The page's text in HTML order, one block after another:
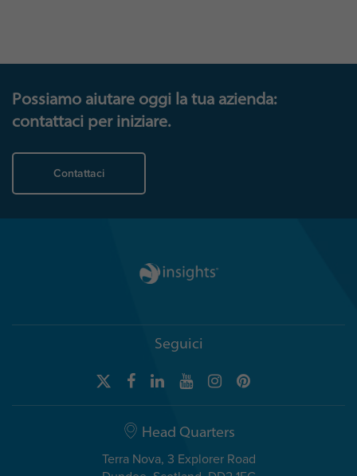
Possiamo aiutare oggi la tua azienda:
contattaci per iniziare.
Contattaci
Seguici
Head Quarters
Terra Nova, 3 Explorer Road